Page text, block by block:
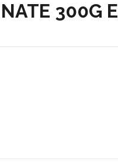
300G